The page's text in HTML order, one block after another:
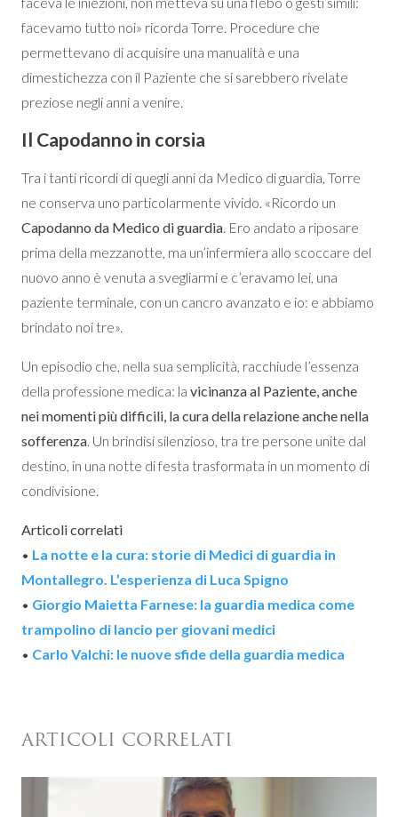
facevamo tutto noi» ricorda Torre. Procedure che
permettevano di acquisire una manualità e una
dimestichezza con il Paziente che si sarebbero rivelate
preziose negli anni a venire.
Il Capodanno in corsia
Tra i tanti ricordi di quegli anni da Medico di guardia, Torre
ne conserva uno particolarmente vivido. «Ricordo un
Capodanno da Medico di guardia. Ero andato a riposare
prima della mezzanotte, ma un’infermiera allo scoccare del
nuovo anno è venuta a svegliarmi e c’eravamo lei, una
paziente terminale, con un cancro avanzato e io: e abbiamo
brindato noi tre».
Un episodio che, nella sua semplicità, racchiude l’essenza
della professione medica: la vicinanza al Paziente, anche
nei momenti più difficili, la cura della relazione anche nella
sofferenza. Un brindisi silenzioso, tra tre persone unite dal
destino, in una notte di festa trasformata in un momento di
condivisione.
Articoli correlati
• La notte e la cura: storie di Medici di guardia in
Montallegro. L’esperienza di Luca Spigno
• Giorgio Maietta Farnese: la guardia medica come
trampolino di lancio per giovani medici
• Carlo Valchi: le nuove sfide della guardia medica
ARTICOLI CORRELATI